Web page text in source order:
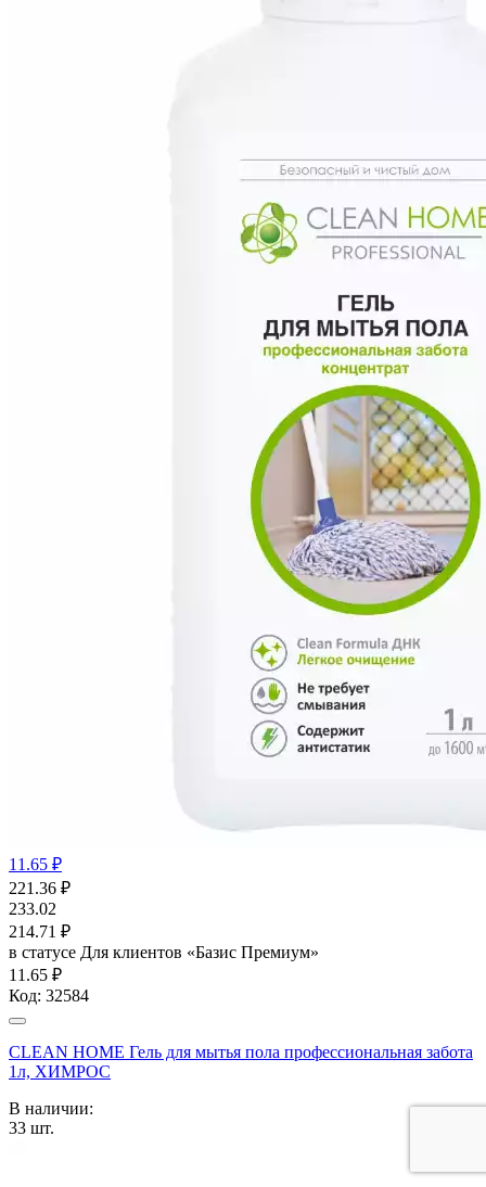
11.65 ₽
221.36 ₽
233.02
214.71 ₽
в статусе Для клиентов «Базис Премиум»
11.65 ₽
Код: 32584
CLEAN HOME Гель для мытья пола профессиональная забота
1л, ХИМРОС
В наличии:
33 шт.